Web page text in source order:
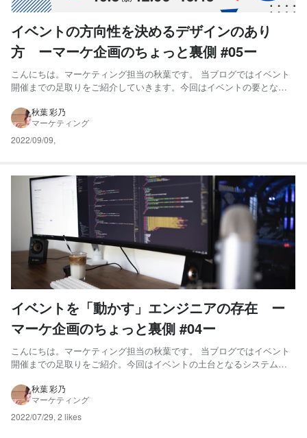
イベントの方向性を決めるデザインのあり
方 ーマーケ企画のちょっと裏側 #05ー
こんにちは。マーケティング担当の秋葉です。 当ブログではイベント
開催までの足取りをご紹介していきます。今回はイベントの要となる
的にLPは、今回のようなイベントの特設ページとして、また広告施策
の遷移先として設置することが多いページです。そのため、通常...
秋葉 彩乃
マーケティング
2022/09/09,
イベントを「動かす」エンジニアの存在 ー
マーケ企画のちょっと裏側 #04ー
こんにちは。マーケティング担当の秋葉です。 当ブログではイベント
開催までの足取りをご紹介。今回はイベントの土台となるシステムに
様々なアウトプットにシステム開発が関わっています。例えば、イベ
ントのランディングページをウェブ上に公開した...
秋葉 彩乃
マーケティング
2022/07/29, 2 likes